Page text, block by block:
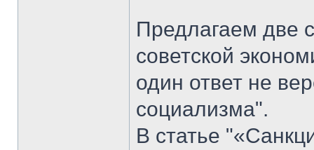
Предлагаем две
советской
один ответ не
социализма".
В статье